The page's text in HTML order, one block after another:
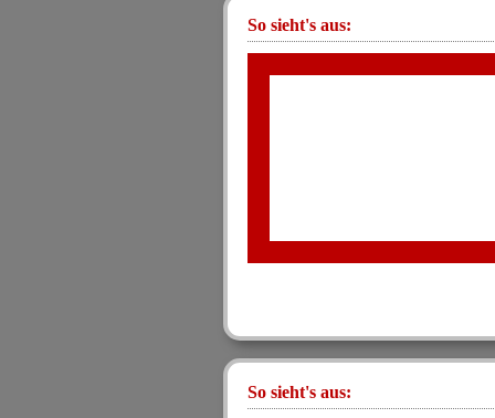
So sieht's aus:
So sieht's aus: